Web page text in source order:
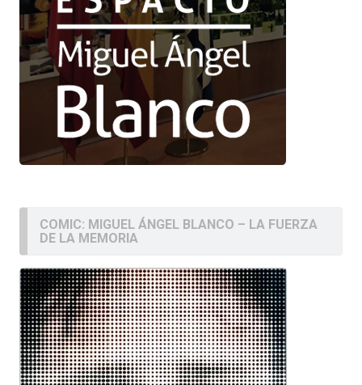
COMIC: MIGUEL ÁNGEL BLANCO – LA FUERZA
DE LA MEMORIA